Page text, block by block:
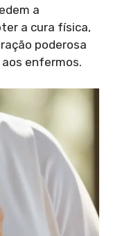
a
a cura física,
poderosa
enfermos.